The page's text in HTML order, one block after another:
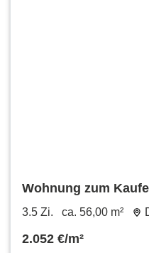
Wohnung zum
56 m²
3.5 Zi. ca. 56,00 m²
2.052 €/m²